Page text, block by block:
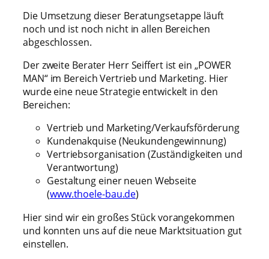
Die Umsetzung dieser Beratungsetappe läuft
noch und ist noch nicht in allen Bereichen
abgeschlossen.
Der zweite Berater Herr Seiffert ist ein „POWER
MAN“ im Bereich Vertrieb und Marketing. Hier
wurde eine neue Strategie entwickelt in den
Bereichen:
Vertrieb und Marketing/Verkaufsförderung
Kundenakquise (Neukundengewinnung)
Vertriebsorganisation (Zuständigkeiten und
Verantwortung)
Gestaltung einer neuen Webseite
(www.thoele-bau.de)
Hier sind wir ein großes Stück vorangekommen
und konnten uns auf die neue Marktsituation gut
einstellen.